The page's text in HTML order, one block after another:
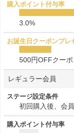
3.0%
500円OFFクーポ
レギュラー会員
初回購入後、会